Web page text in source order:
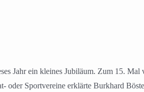
Jahr ein kleines Jubiläum. Zum 15. Mal
oder Sportvereine erklärte Burkhard